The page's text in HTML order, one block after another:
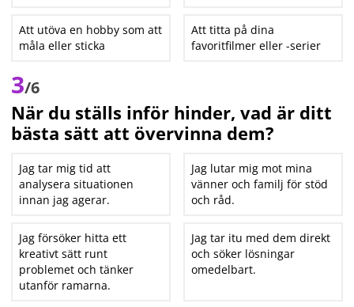
Att utöva en hobby som att
måla eller sticka
Att titta på dina
favoritfilmer eller -serier
3/6
När du ställs inför hinder, vad är ditt
bästa sätt att övervinna dem?
Jag tar mig tid att
analysera situationen
innan jag agerar.
Jag lutar mig mot mina
vänner och familj för stöd
och råd.
Jag försöker hitta ett
kreativt sätt runt
problemet och tänker
utanför ramarna.
Jag tar itu med dem direkt
och söker lösningar
omedelbart.